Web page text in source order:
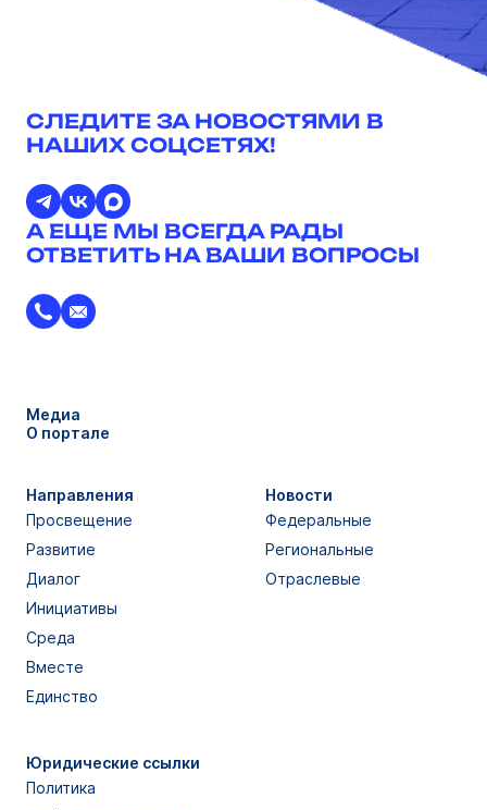
СЛЕДИТЕ ЗА НОВОСТЯМИ В
НАШИХ СОЦСЕТЯХ!
А ЕЩЕ МЫ ВСЕГДА РАДЫ
ОТВЕТИТЬ НА ВАШИ ВОПРОСЫ
Медиа
О портале
Направления
Просвещение
Развитие
Диалог
Инициативы
Среда
Вместе
Единство
Новости
Федеральные
Региональные
Отраслевые
Юридические ссылки
Политика